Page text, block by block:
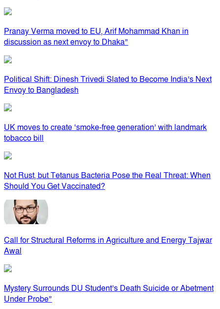
Pranay Verma moved to EU, Arif Mohammad Khan in
discussion as next envoy to Dhaka”
Political Shift: Dinesh Trivedi Slated to Become India’s Next
Envoy to Bangladesh
UK moves to create ‘smoke-free generation’ with landmark
tobacco bill
Not Rust, but Tetanus Bacteria Pose the Real Threat: When
Should You Get Vaccinated?
Call for Structural Reforms in Agriculture and Energy Tajwar
Awal
Mystery Surrounds DU Student’s Death Suicide or Abetment
Under Probe”